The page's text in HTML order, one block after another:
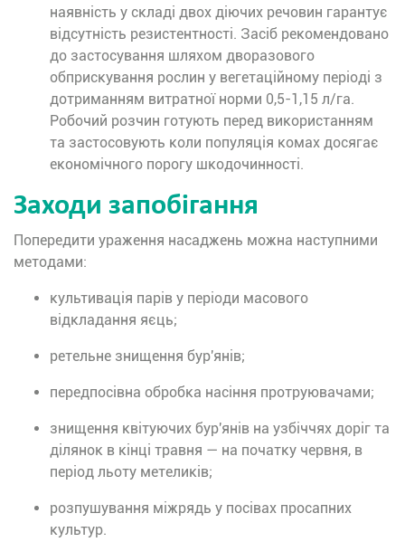
наявність у складі двох діючих речовин гарантує
відсутність резистентності. Засіб рекомендовано
до застосування шляхом дворазового
обприскування рослин у вегетаційному періоді з
дотриманням витратної норми 0,5-1,15 л/га.
Робочий розчин готують перед використанням
та застосовують коли популяція комах досягає
економічного порогу шкодочинності.
Заходи запобігання
Попередити ураження насаджень можна наступними
методами:
культивація парів у періоди масового
відкладання яєць;
ретельне знищення бур'янів;
передпосівна обробка насіння протруювачами;
знищення квітуючих бур'янів на узбіччях доріг та
ділянок в кінці травня — на початку червня, в
період льоту метеликів;
розпушування міжрядь у посівах просапних
культур.